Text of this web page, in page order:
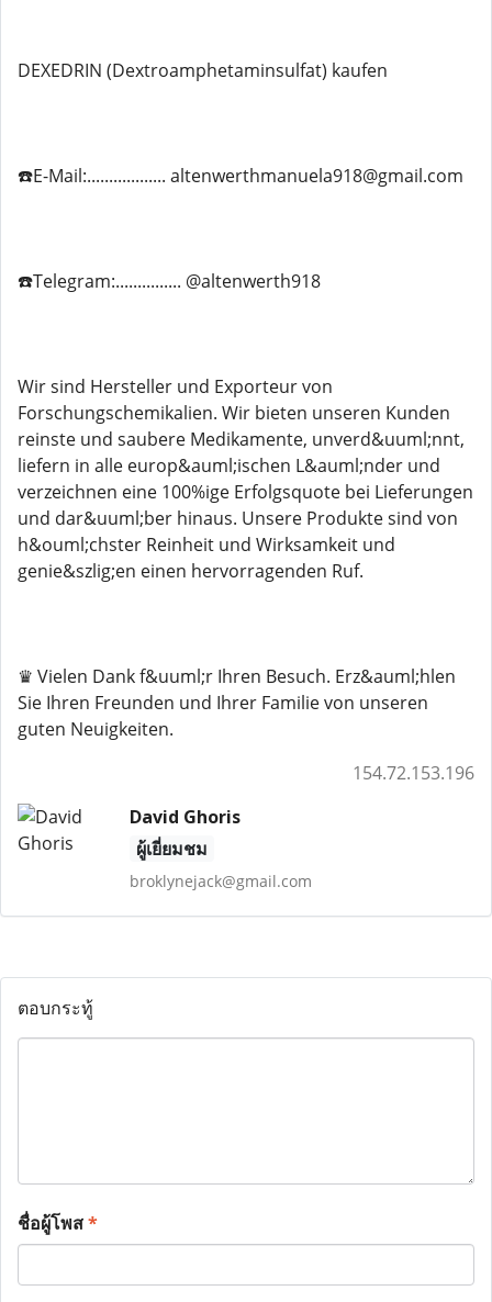
DEXEDRIN (Dextroamphetaminsulfat) kaufen
☎️E-Mail:.................. altenwerthmanuela918@gmail.com
☎️Telegram:............... @altenwerth918
Wir sind Hersteller und Exporteur von
Forschungschemikalien. Wir bieten unseren Kunden
reinste und saubere Medikamente, unverd&uuml;nnt,
liefern in alle europ&auml;ischen L&auml;nder und
verzeichnen eine 100%ige Erfolgsquote bei Lieferungen
und dar&uuml;ber hinaus. Unsere Produkte sind von
h&ouml;chster Reinheit und Wirksamkeit und
genie&szlig;en einen hervorragenden Ruf.
♛ Vielen Dank f&uuml;r Ihren Besuch. Erz&auml;hlen
Sie Ihren Freunden und Ihrer Familie von unseren
guten Neuigkeiten.
154.72.153.196
David Ghoris
ผู้เยี่ยมชม
broklynejack@gmail.com
ตอบกระทู้
ชื่อผู้โพส*